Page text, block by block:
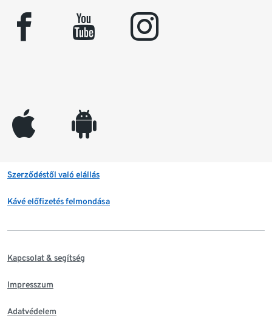
facebook youtube instagram
appleinc android
Szerződéstől való elállás
Kávé előfizetés felmondása
Kapcsolat & segítség
Impresszum
Adatvédelem